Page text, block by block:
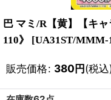
巴 マミ/R【黄】【キ
110》
[UA31ST/MMM-
販売価格: 380円(税込